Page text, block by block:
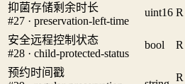
抑菌存储剩余时长
#27 · preservation-left-time
uint16
安全远程控制状态
#28 · child-protected-status
bool
预约时间戳